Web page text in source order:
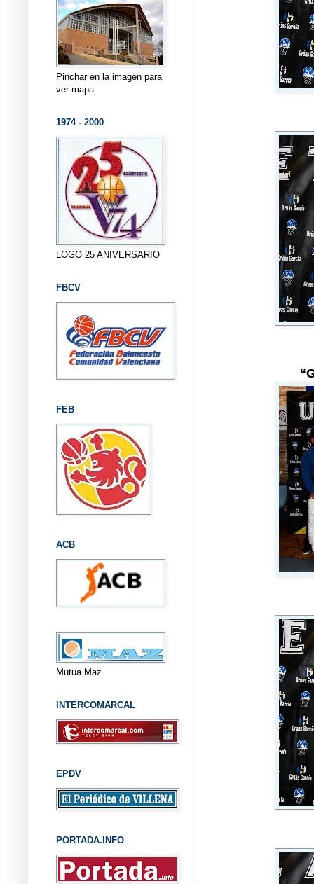
Pinchar en la imagen para
ver mapa
1974 - 2000
LOGO 25 ANIVERSARIO
FBCV
FEB
ACB
Mutua Maz
INTERCOMARCAL
EPDV
PORTADA.INFO